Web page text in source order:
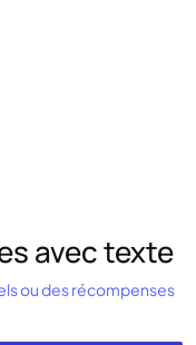
avec texte
ou des récompenses